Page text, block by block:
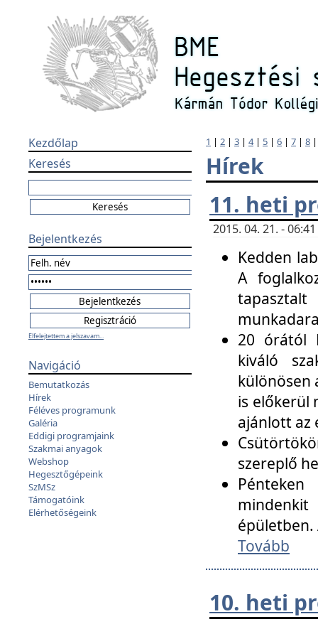
Kezdőlap
Keresés
Bejelentkezés
Elfelejtettem a jelszavam...
Navigáció
Bemutatkozás
Hírek
Féléves programunk
Galéria
Eddigi programjaink
Szakmai anyagok
Webshop
Hegesztőgépeink
SzMSz
Támogatóink
Elérhetőségeink
1 | 2 | 3 | 4| 5 | 6 | 7 | 8
Hírek
11. heti
2015. 04. 21. -
Kedden
A
20 órától
kiváló
különösen
is előkerül
ajánlott az
szereplő
épületben.
Tovább
10. heti